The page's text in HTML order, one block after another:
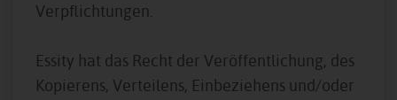
Verpflichtungen.
Essity hat das Recht der Veröffentlichung, des
Kopierens, Verteilens, Einbeziehens und/oder